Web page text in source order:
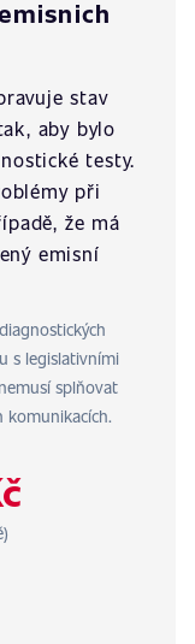
stav
aby bylo
testy.
při
že má
emisní
s legislativními
splňovat